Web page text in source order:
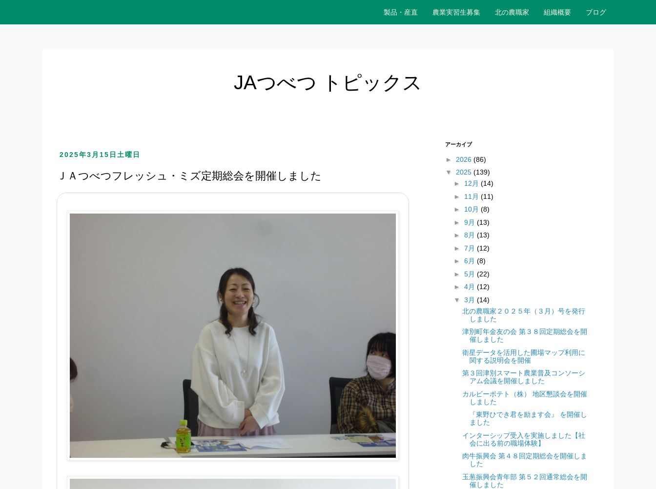
製品・産直 農業実習生募集 北の農職家 組織概要 ブログ
JAつべつ トピックス
2025年3月15日土曜日
ＪＡつべつフレッシュ・ミズ定期総会を開催しました
アーカイブ
► 2026 (86)
▼ 2025 (139)
► 12月 (14)
► 11月 (11)
► 10月 (8)
► 9月 (13)
► 8月 (13)
► 7月 (12)
► 6月 (8)
► 5月 (22)
► 4月 (12)
▼ 3月 (14)
北の農職家２０２５年（３月）号を発行
しました
津別町年金友の会 第３８回定期総会を開
催しました
衛星データを活用した圃場マップ利用に
関する説明会を開催
第３回津別スマート農業普及コンソーシ
アム会議を開催しました
カルビーポテト（株） 地区懇談会を開催
しました
『東野ひでき君を励ます会』 を開催し
ました
インターシップ受入を実施しました【社
会に出る前の職場体験】
肉牛振興会 第４８回定期総会を開催しま
した
玉葱振興会青年部 第５２回通常総会を開
催しました